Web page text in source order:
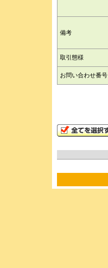
備考
取引態様
お問い合わせ番号